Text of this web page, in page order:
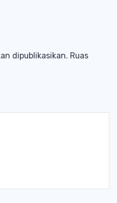
dipublikasikan. Ruas